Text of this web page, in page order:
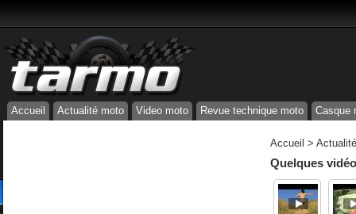
Accueil Actualité moto Video moto Revue technique moto Casque
Accueil >
Quelques